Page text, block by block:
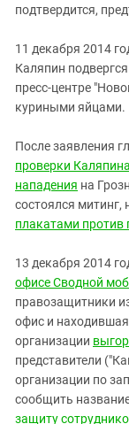
подтвердится,
11 декабря 2014
Каляпин
пресс-центре
куриными яйцами.
После заявления
проверки
нападения на
состоялся митинг,
плакатами против
13 декабря 2014
офисе Сводной
правозащитники
офис и
организации
представители
организации по
сообщить
защиту